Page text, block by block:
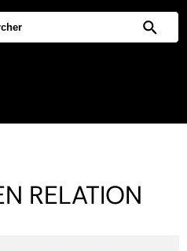
RELATION